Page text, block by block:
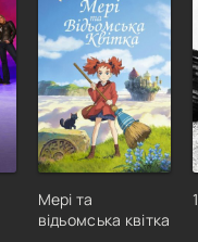
Мері та
відьомська квітка